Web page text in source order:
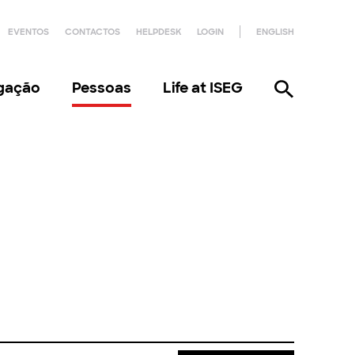
EVENTOS CONTACTOS HELPDESK LOGIN ENGLISH
Pessoas Life at ISEG